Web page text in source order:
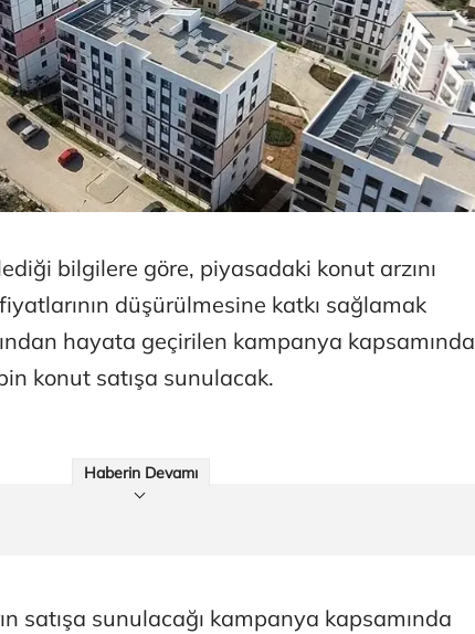
bilgilere göre, piyasadaki konut arzını
düşürülmesine katkı sağlamak
hayata geçirilen kampanya kapsamında
konut satışa sunulacak.
Haberin Devamı
satışa sunulacağı kampanya kapsamında